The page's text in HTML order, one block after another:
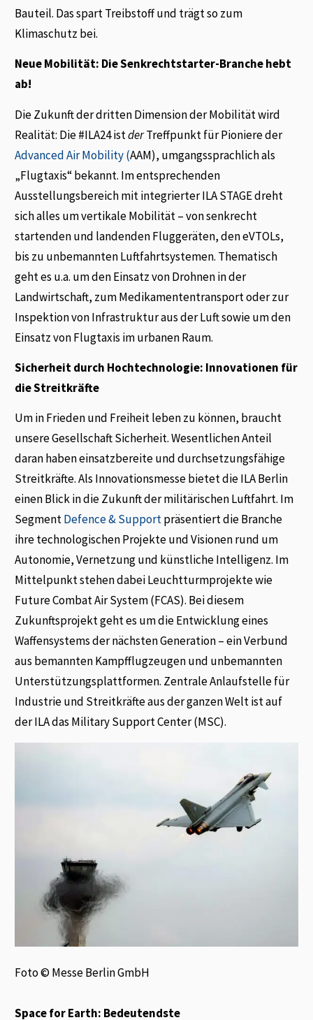
Bauteil. Das spart Treibstoff und trägt so zum
Klimaschutz bei.
Neue Mobilität: Die Senkrechtstarter-Branche hebt
ab!
Die Zukunft der dritten Dimension der Mobilität wird
Realität: Die #ILA24 istderTreffpunkt für Pioniere der
Advanced Air Mobility (AAM), umgangssprachlich als
„Flugtaxis“ bekannt. Im entsprechenden
Ausstellungsbereich mit integrierter ILA STAGE dreht
sich alles um vertikale Mobilität – von senkrecht
startenden und landenden Fluggeräten, den eVTOLs,
bis zu unbemannten Luftfahrtsystemen. Thematisch
geht es u.a. um den Einsatz von Drohnen in der
Landwirtschaft, zum Medikamententransport oder zur
Inspektion von Infrastruktur aus der Luft sowie um den
Einsatz von Flugtaxis im urbanen Raum.
Sicherheit durch Hochtechnologie: Innovationen für
die Streitkräfte
Um in Frieden und Freiheit leben zu können, braucht
unsere Gesellschaft Sicherheit. Wesentlichen Anteil
daran haben einsatzbereite und durchsetzungsfähige
Streitkräfte. Als Innovationsmesse bietet die ILA Berlin
einen Blick in die Zukunft der militärischen Luftfahrt. Im
SegmentDefence & Supportpräsentiert die Branche
ihre technologischen Projekte und Visionen rund um
Autonomie, Vernetzung und künstliche Intelligenz. Im
Mittelpunkt stehen dabei Leuchtturmprojekte wie
Future Combat Air System (FCAS). Bei diesem
Zukunftsprojekt geht es um die Entwicklung eines
Waffensystems der nächsten Generation – ein Verbund
aus bemannten Kampfflugzeugen und unbemannten
Unterstützungsplattformen. Zentrale Anlaufstelle für
Industrie und Streitkräfte aus der ganzen Welt ist auf
der ILA das Military Support Center (MSC).
Foto © Messe Berlin GmbH
Space for Earth: Bedeutendste